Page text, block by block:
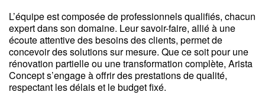
L’équipe est composée de professionnels qualifiés, chacun
expert dans son domaine. Leur savoir-faire, allié à une
écoute attentive des besoins des clients, permet de
concevoir des solutions sur mesure. Que ce soit pour une
rénovation partielle ou une transformation complète, Arista
Concept s’engage à offrir des prestations de qualité,
respectant les délais et le budget fixé.